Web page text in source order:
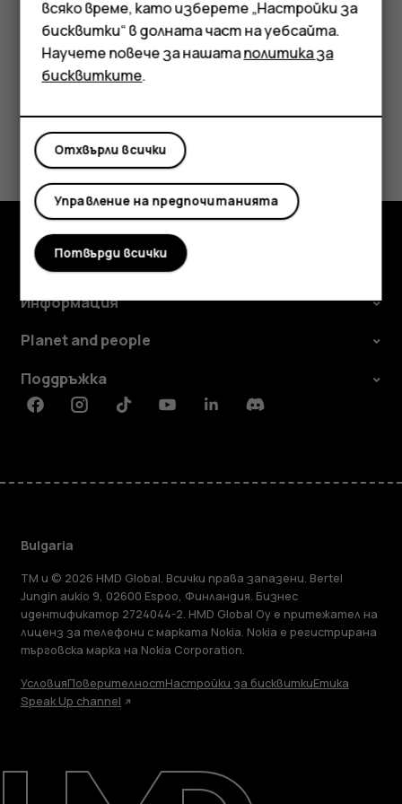
Аксесоари
Таблети
Ремонт, повторна употреба,
рециклиране
данни са премахнати.
Полезен ли беше този отговор?
Да Не
Изследвайте
Информация
Planet and people
Поддръжка
FacebookInstagramTiktokYoutubeLinkedinDiscord
Bulgaria
TM и © 2026 HMD Global. Всички права запазени. Bertel
Jungin aukio 9, 02600 Espoo, Финландия. Бизнес
идентификатор 2724044-2. HMD Global Oy е притежател на
лиценз за телефони с марката Nokia. Nokia е регистрирана
търговска марка на Nokia Corporation.
УсловияПоверителностНастройки за бисквиткиЕтика
Speak Up channel
всяко време, като изберете „Настройки за
бисквитки“ в долната част на уебсайта.
Научете повече за нашатаполитика за
бисквитките.
Отхвърли всички
Управление на предпочитанията
Потвърди всички